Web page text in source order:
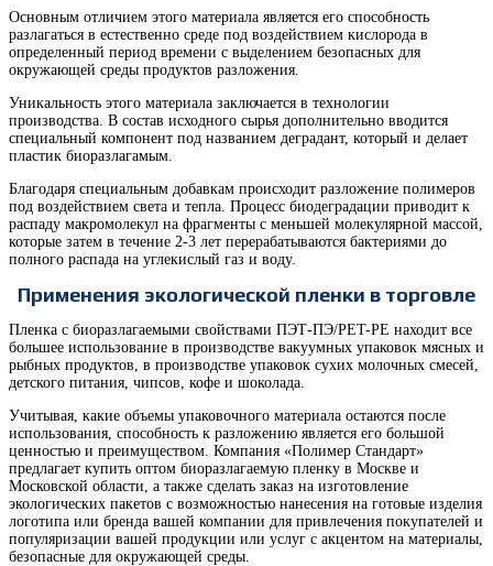
Основным отличием этого материала является его способность
разлагаться в естественно среде под воздействием кислорода в
определенный период времени с выделением безопасных для
окружающей среды продуктов разложения.
Уникальность этого материала заключается в технологии
производства. В состав исходного сырья дополнительно вводится
специальный компонент под названием деградант, который и делает
пластик биоразлагамым.
Благодаря специальным добавкам происходит разложение полимеров
под воздействием света и тепла. Процесс биодеградации приводит к
распаду макромолекул на фрагменты с меньшей молекулярной массой,
которые затем в течение 2-3 лет перерабатываются бактериями до
полного распада на углекислый газ и воду.
Применения экологической пленки в торговле
Пленка с биоразлагаемыми свойствами ПЭТ-ПЭ/PET-PE находит все
большее использование в производстве вакуумных упаковок мясных и
рыбных продуктов, в производстве упаковок сухих молочных смесей,
детского питания, чипсов, кофе и шоколада.
Учитывая, какие объемы упаковочного материала остаются после
использования, способность к разложению является его большой
ценностью и преимуществом. Компания «Полимер Стандарт»
предлагает купить оптом биоразлагаемую пленку в Москве и
Московской области, а также сделать заказ на изготовление
экологических пакетов с возможностью нанесения на готовые изделия
логотипа или бренда вашей компании для привлечения покупателей и
популяризации вашей продукции или услуг с акцентом на материалы,
безопасные для окружающей среды.